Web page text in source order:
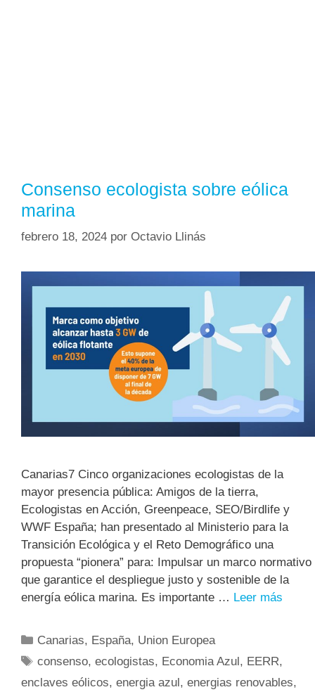
Consenso ecologista sobre eólica
marina
febrero 18, 2024 por Octavio Llinás
Canarias7 Cinco organizaciones ecologistas de la
mayor presencia pública: Amigos de la tierra,
Ecologistas en Acción, Greenpeace, SEO/Birdlife y
WWF España; han presentado al Ministerio para la
Transición Ecológica y el Reto Demográfico una
propuesta “pionera” para: Impulsar un marco normativo
que garantice el despliegue justo y sostenible de la
energía eólica marina. Es importante … Leer más
Canarias, España, Union Europea
consenso,ecologistas, Economia Azul , EERR,
enclaves eólicos, energia azul , energias renovables,